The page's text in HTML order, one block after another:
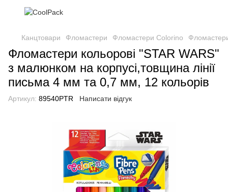
Канцтовари Фломастери Фломастери Colorino
Фломастери кольорові "STAR WARS"
з малюнком на корпусі,товщина лінії
письма 4 мм та 0,7 мм, 12 кольорів
Артикул: 89540PTR Написати відгук